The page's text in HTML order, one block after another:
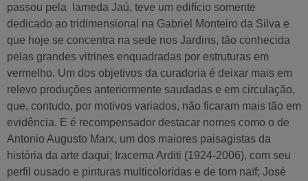
passou pela lameda Jaú, teve um edifício somente
dedicado ao tridimensional na Gabriel Monteiro da Silva e
que hoje se concentra na sede nos Jardins, tão conhecida
pelas grandes vitrines enquadradas por estruturas em
vermelho. Um dos objetivos da curadoria é deixar mais em
relevo produções anteriormente saudadas e em circulação,
que, contudo, por motivos variados, não ficaram mais tão em
evidência. E é recompensador destacar nomes como o de
Antonio Augusto Marx, um dos maiores paisagistas da
história da arte daqui; Iracema Arditi (1924-2006), com seu
perfil ousado e pinturas multicoloridas e de tom naïf; José